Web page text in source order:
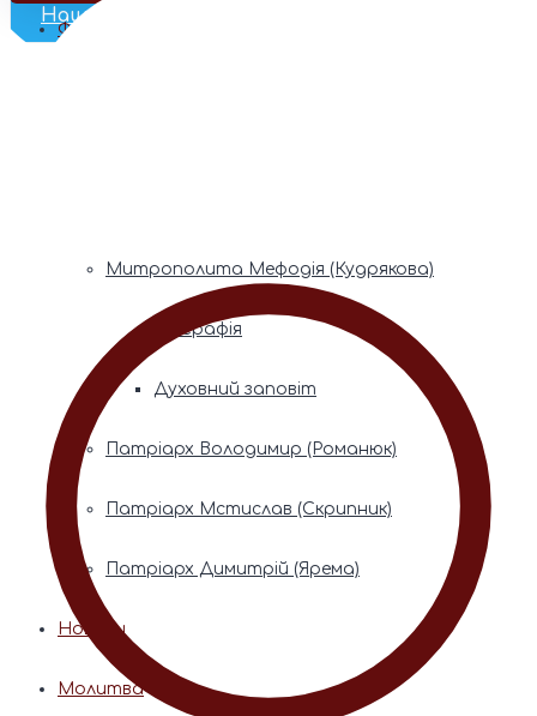
Наш Телеграм
Фонди пам’яті
Митрополита Мефодія (Кудрякова)
Біографія
Духовний заповіт
Патріарх Володимир (Романюк)
Патріарх Мстислав (Скрипник)
Патріарх Димитрій (Ярема)
Новини
Молитва